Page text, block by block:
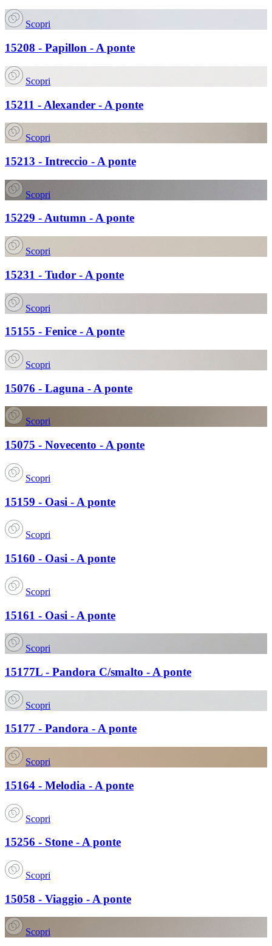
Scopri
15208 - Papillon - A ponte
Scopri
15211 - Alexander - A ponte
Scopri
15213 - Intreccio - A ponte
Scopri
15229 - Autumn - A ponte
Scopri
15231 - Tudor - A ponte
Scopri
15155 - Fenice - A ponte
Scopri
15076 - Laguna - A ponte
Scopri
15075 - Novecento - A ponte
Scopri
15159 - Oasi - A ponte
Scopri
15160 - Oasi - A ponte
Scopri
15161 - Oasi - A ponte
Scopri
15177L - Pandora C/smalto - A ponte
Scopri
15177 - Pandora - A ponte
Scopri
15164 - Melodia - A ponte
Scopri
15256 - Stone - A ponte
Scopri
15058 - Viaggio - A ponte
Scopri